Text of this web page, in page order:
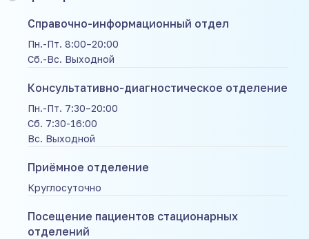
Справочно-информационный отдел
Пн.-Пт. 8:00–20:00
Сб.-Вс. Выходной
Консультативно-диагностическое отделение
Пн.-Пт. 7:30–20:00
Сб. 7:30-16:00
Вс. Выходной
Приёмное отделение
Круглосуточно
Посещение пациентов стационарных
отделений